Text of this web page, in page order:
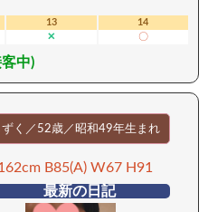
の願い
える皆様が羨ましい限
ともなく、むしろ控え
してくれます。 あ
せん。 もし少し
まっていたら、ごめん
13
✕
14
〇
中)
ずく／52歳／昭和49年生まれ
B85(A) W67 H91
最新の日記